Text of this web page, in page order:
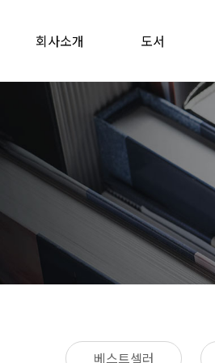
회사소개 도서
베스트셀러